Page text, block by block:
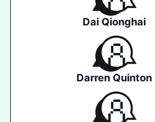
Dai Qionghai
Darren Quinton